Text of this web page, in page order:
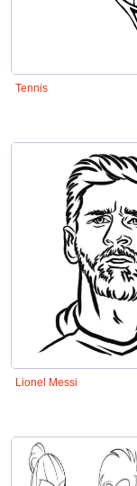
Tennis
Lionel Messi